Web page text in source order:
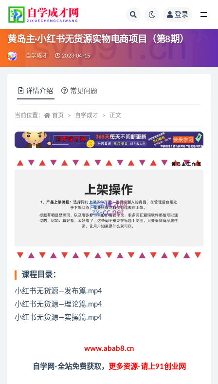
登录
黄岛主·小红书无货源实物电商项目（第8期）
自学成才 2023-04-15
详情介绍 常见问题
当前位置： 首页 自学成才 正文
课程目录：
小红书无货源—发布篇.mp4
小红书无货源—理论篇.mp4
小红书无货源—实操篇.mp4
www.abab8.cn
自学网-全站免费获取， 更多资源-请上91创业网